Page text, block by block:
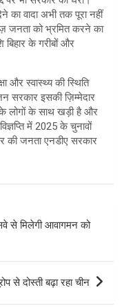
का वादा अभी तक पूरा नहीं
जनता को भ्रमित करने का
बिहार के गरीबों और
और स्वास्थ्य की स्थिति
सरकार इसकी ज़िम्मेदार
के लोगों के साथ खड़ी है और
में 2025 के चुनावों
की जनता एनडीए सरकार
से मिलेगी आवागमन को
से दोस्ती बढ़ा रहा चीन